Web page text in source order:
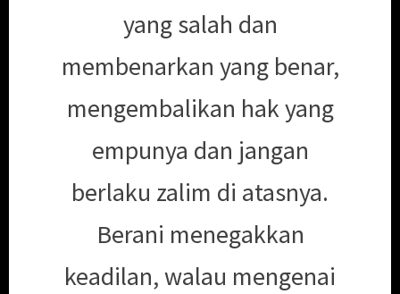
yang salah dan
membenarkan yang benar,
mengembalikan hak yang
empunya dan jangan
berlaku zalim di atasnya.
Berani menegakkan
keadilan, walau mengenai